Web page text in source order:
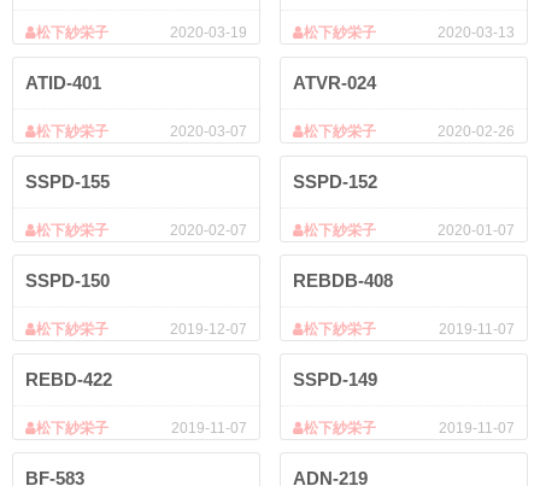
2020-03-19
松下紗栄子 2020-03-13
松下紗栄子
ATID-401
2020-03-07
松下紗栄子
ATVR-024
2020-02-26
松下紗栄子
SSPD-155
2020-02-07
松下紗栄子
SSPD-152
2020-01-07
松下紗栄子
SSPD-150
2019-12-07
松下紗栄子
REBDB-408
2019-11-07
松下紗栄子
REBD-422
2019-11-07
松下紗栄子
SSPD-149
2019-11-07
松下紗栄子
BF-583 ADN-219